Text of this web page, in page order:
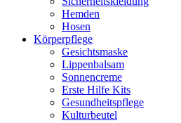
Hemden
Hosen
Körperpflege
Gesichtsmaske
Lippenbalsam
Sonnencreme
Erste Hilfe Kits
Gesundheitspflege
Kulturbeutel